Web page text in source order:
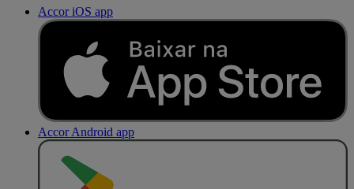
Accor iOS app
Accor Android app